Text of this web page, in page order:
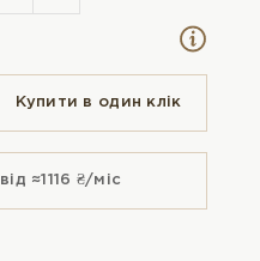
Купити в один клiк
від ≈1116 ₴/міс